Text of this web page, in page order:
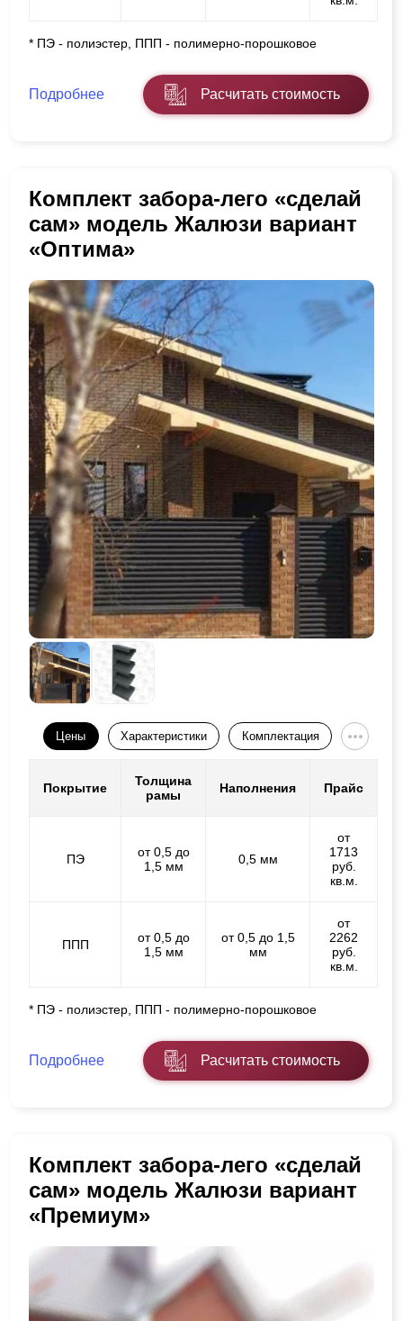
* ПЭ - полиэстер, ППП - полимерно-порошковое
Подробнее Расчитать стоимость
Комплект забора-лего «сделай
сам» модель Жалюзи вариант
«Оптима»
Цены Характеристики Комплектация
Покрытие
Толщина
рамы
Наполнения Прайс
ПЭ
от 0,5 до
1,5 мм
0,5 мм
от
1713
руб.
кв.м.
ППП
от 0,5 до
1,5 мм
от 0,5 до 1,5
мм
от
2262
руб.
кв.м.
* ПЭ - полиэстер, ППП - полимерно-порошковое
Подробнее Расчитать стоимость
Комплект забора-лего «сделай
сам» модель Жалюзи вариант
«Премиум»